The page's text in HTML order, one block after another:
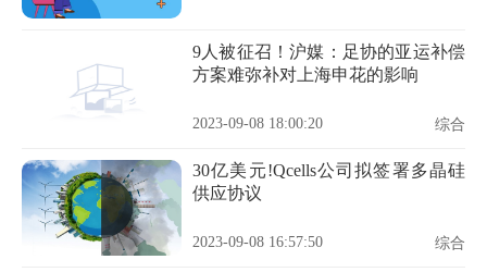
9人被征召！沪媒：足协的亚运补偿
方案难弥补对上海申花的影响
2023-09-08 18:00:20 综合
30亿美元!Qcells公司拟签署多晶硅
供应协议
2023-09-08 16:57:50 综合